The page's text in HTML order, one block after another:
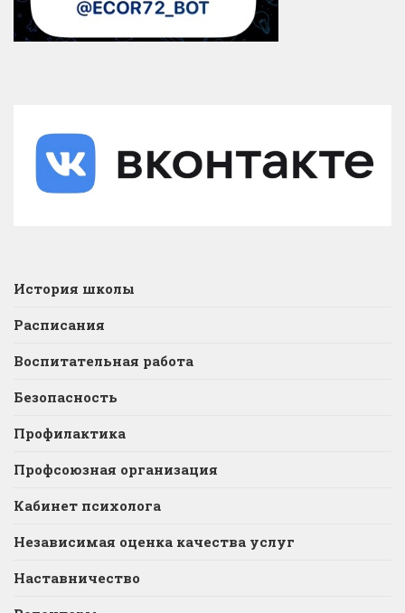
История школы
Расписания
Воспитательная работа
Безопасность
Профилактика
Профсоюзная организация
Кабинет психолога
Независимая оценка качества услуг
Наставничество